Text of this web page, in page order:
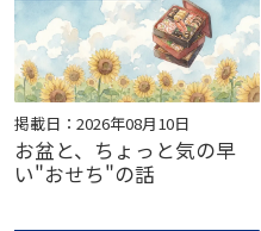
掲載日：2026年08月10日
お盆と、ちょっと気の早
い"おせち"の話